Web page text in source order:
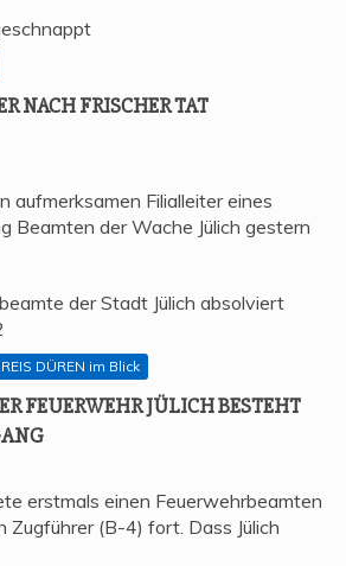
NACH FRI­SCHER TAT
aufmerksamen Filialleiter eines
Beamten der Wache Jülich gestern
DÜREN im Blick
FEU­ER­WEHR JÜLICH BESTEHT
erstmals einen Feuerwehrbeamten
Zugführer (B-4) fort. Dass Jülich